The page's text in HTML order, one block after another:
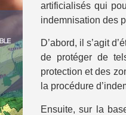
artificialisés qui
indemnisation des
D’abord, il s’agit
de protéger de
protection et des
la procédure
Ensuite, sur la